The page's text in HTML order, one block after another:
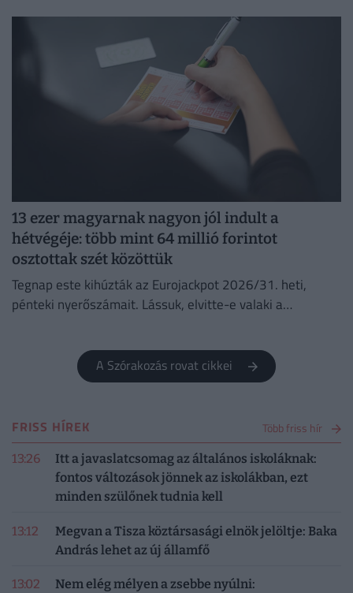
13 ezer magyarnak nagyon jól indult a
hétvégéje: több mint 64 millió forintot
osztottak szét közöttük
Tegnap este kihúzták az Eurojackpot 2026/31. heti,
pénteki nyerőszámait. Lássuk, elvitte-e valaki a
A Szórakozás rovat cikkei
FRISS HÍREK Több friss hír
13:26
Itt a javaslatcsomag az általános iskoláknak:
fontos változások jönnek az iskolákban, ezt
minden szülőnek tudnia kell
13:12
Megvan a Tisza köztársasági elnök jelöltje: Baka
András lehet az új államfő
13:02
Nem elég mélyen a zsebbe nyúlni: